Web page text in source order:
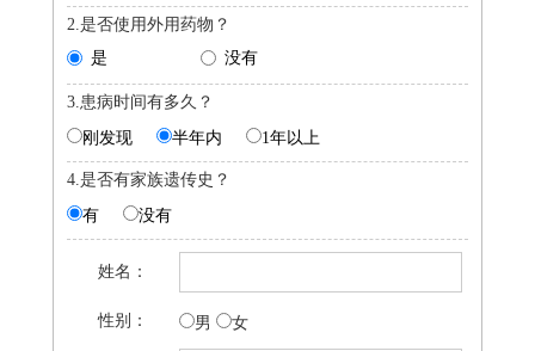
2.是否使用外用药物？
是
没有
3.患病时间有多久？
刚发现
半年内 1年以上
4.是否有家族遗传史？
有
没有
姓名：
性别： 男 女